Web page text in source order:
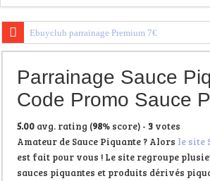
Ebuyclub parrainage Premium 7€
Igraal Parrainage Premium
Trouvez votre banque en ligne
Parrainage Sauce
Code Promo Sauce
5.00 avg. rating (98% score) - 3 votes
Amateur de Sauce Piquante ? Alors le site
est fait pour vous ! Le site regroupe
sauces piquantes et produits dérivés